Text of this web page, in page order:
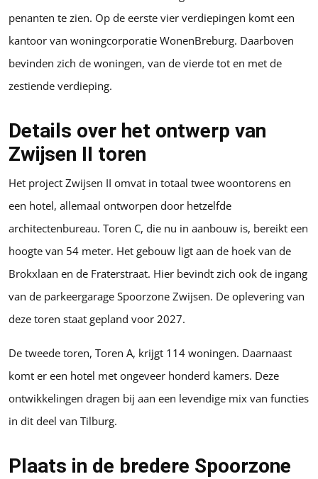
penanten te zien. Op de eerste vier verdiepingen komt een
kantoor van woningcorporatie WonenBreburg. Daarboven
bevinden zich de woningen, van de vierde tot en met de
zestiende verdieping.
Details over het ontwerp van
Zwijsen II toren
Het project Zwijsen II omvat in totaal twee woontorens en
een hotel, allemaal ontworpen door hetzelfde
architectenbureau. Toren C, die nu in aanbouw is, bereikt een
hoogte van 54 meter. Het gebouw ligt aan de hoek van de
Brokxlaan en de Fraterstraat. Hier bevindt zich ook de ingang
van de parkeergarage Spoorzone Zwijsen. De oplevering van
deze toren staat gepland voor 2027.
De tweede toren, Toren A, krijgt 114 woningen. Daarnaast
komt er een hotel met ongeveer honderd kamers. Deze
ontwikkelingen dragen bij aan een levendige mix van functies
in dit deel van Tilburg.
Plaats in de bredere Spoorzone